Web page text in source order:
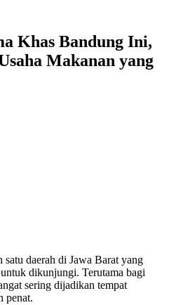
Khas Bandung Ini,
Makanan yang
daerah di Jawa Barat yang
dikunjungi. Terutama bagi
sering dijadikan tempat
penat.